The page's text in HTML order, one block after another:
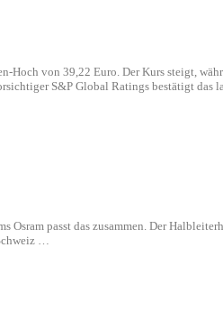
Hoch von 39,22 Euro. Der Kurs steigt,
S&P Global Ratings bestätigt
passt das zusammen. Der
…